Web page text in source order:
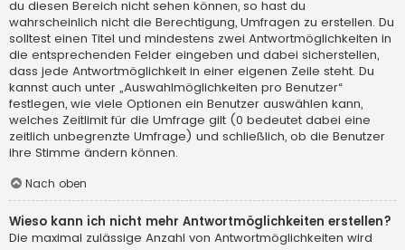
du diesen Bereich nicht sehen können, so hast du
wahrscheinlich nicht die Berechtigung, Umfragen zu erstellen. Du
solltest einen Titel und mindestens zwei Antwortmöglichkeiten in
die entsprechenden Felder eingeben und dabei sicherstellen,
dass jede Antwortmöglichkeit in einer eigenen Zeile steht. Du
kannst auch unter „Auswahlmöglichkeiten pro Benutzer“
festlegen, wie viele Optionen ein Benutzer auswählen kann,
welches Zeitlimit für die Umfrage gilt (0 bedeutet dabei eine
zeitlich unbegrenzte Umfrage) und schließlich, ob die Benutzer
ihre Stimme ändern können.
Nach oben
Wieso kann ich nicht mehr Antwortmöglichkeiten erstellen?
Die maximal zulässige Anzahl von Antwortmöglichkeiten wird